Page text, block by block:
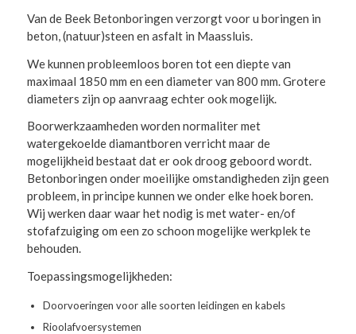
Van de Beek Betonboringen verzorgt voor u boringen in
beton, (natuur)steen en asfalt in Maassluis.
We kunnen probleemloos boren tot een diepte van
maximaal 1850 mm en een diameter van 800 mm. Grotere
diameters zijn op aanvraag echter ook mogelijk.
Boorwerkzaamheden worden normaliter met
watergekoelde diamantboren verricht maar de
mogelijkheid bestaat dat er ook droog geboord wordt.
Betonboringen onder moeilijke omstandigheden zijn geen
probleem, in principe kunnen we onder elke hoek boren.
Wij werken daar waar het nodig is met water- en/of
stofafzuiging om een zo schoon mogelijke werkplek te
behouden.
Toepassingsmogelijkheden:
Doorvoeringen voor alle soorten leidingen en kabels
Rioolafvoersystemen